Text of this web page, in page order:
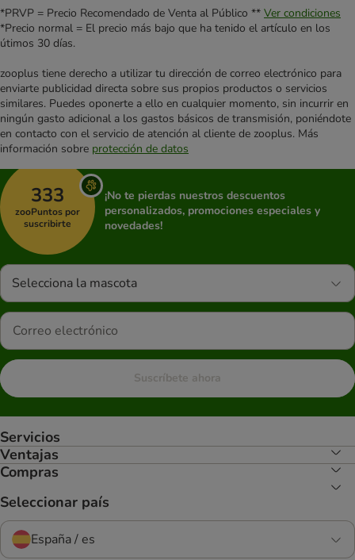
*PRVP = Precio Recomendado de Venta al Público ** Ver condiciones
*Precio normal = El precio más bajo que ha tenido el artículo en los
útimos 30 días.
zooplus tiene derecho a utilizar tu dirección de correo electrónico para
enviarte publicidad directa sobre sus propios productos o servicios
similares. Puedes oponerte a ello en cualquier momento, sin incurrir en
ningún gasto adicional a los gastos básicos de transmisión, poniéndote
en contacto con el servicio de atención al cliente de zooplus. Más
información sobre protección de datos
333
zooPuntos por
suscribirte
¡No te pierdas nuestros descuentos
personalizados, promociones especiales y
novedades!
Selecciona la mascota
Suscríbete ahora
Servicios
Ventajas
Compras
Seleccionar país
España / es